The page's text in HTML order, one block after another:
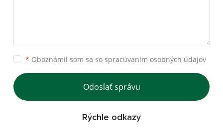
* Oboznámil som sa so spracúvaním osobných údajov
Odoslať správu
Rýchle odkazy